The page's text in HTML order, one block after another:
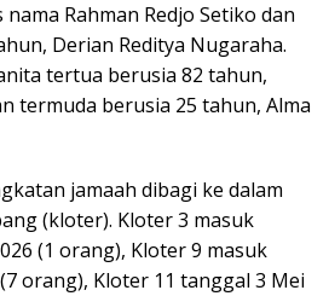
Rahman Redjo Setiko dan
Derian Reditya Nugaraha.
tertua berusia 82 tahun,
termuda berusia 25 tahun, Alma
jamaah dibagi ke dalam
(kloter). Kloter 3 masuk
(1 orang), Kloter 9 masuk
orang), Kloter 11 tanggal 3 Mei